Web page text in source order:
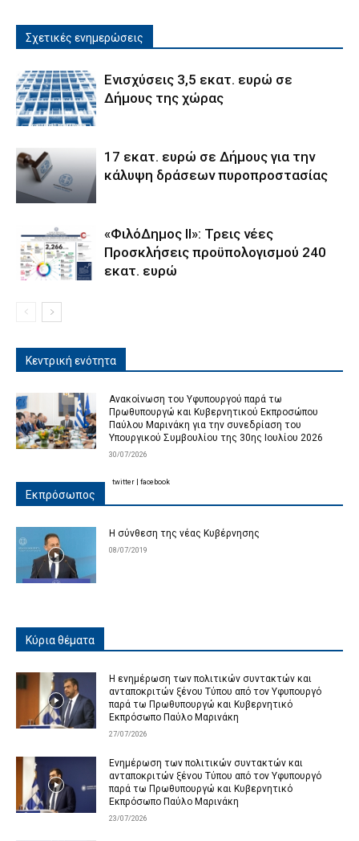
Σχετικές ενημερώσεις
Ενισχύσεις 3,5 εκατ. ευρώ σε
Δήμους της χώρας
17 εκατ. ευρώ σε Δήμους για την
κάλυψη δράσεων πυροπροστασίας
«ΦιλόΔημος ΙΙ»: Τρεις νέες
Προσκλήσεις προϋπολογισμού 240
εκατ. ευρώ
Κεντρική ενότητα
Ανακοίνωση του Υφυπουργού παρά τω
Πρωθυπουργώ και Κυβερνητικού Εκπροσώπου
Παύλου Μαρινάκη για την συνεδρίαση του
Υπουργικού Συμβουλίου της 30ης Ιουλίου 2026
30/07/2026
Εκπρόσωπος
Η σύνθεση της νέας Κυβέρνησης
08/07/2019
twitter facebook
Κύρια θέματα
Η ενημέρωση των πολιτικών συντακτών και
ανταποκριτών ξένου Τύπου από τον Υφυπουργό
παρά τω Πρωθυπουργώ και Κυβερνητικό
Εκπρόσωπο Παύλο Μαρινάκη
27/07/2026
Ενημέρωση των πολιτικών συντακτών και
ανταποκριτών ξένου Τύπου από τον Υφυπουργό
παρά τω Πρωθυπουργώ και Κυβερνητικό
Εκπρόσωπο Παύλο Μαρινάκη
23/07/2026